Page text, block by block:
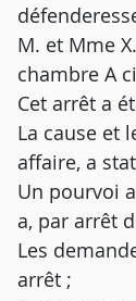
M. et Mme
chambre A
Cet arrêt a
La cause et
affaire, a
Un pourvoi
a, par arrêt
Les
arrêt ;